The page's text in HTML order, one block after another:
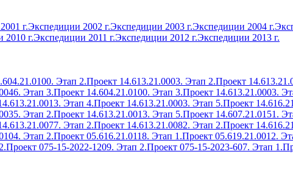
г.Экспедиции 2002 г.Экспедиции 2003 г.Экспедиции 2004 г.
2010 г.Экспедиции 2011 г.Экспедиции 2012 г.Экспедиции 2013 г.
Этап 2.Проект 14.613.21.0003. Этап 2.Проект
Этап 3.Проект 14.604.21.0100. Этап 3.Проект 14.613.21.0003.
Этап 4.Проект 14.613.21.0003. Этап 5.Проект
Этап 2.Проект 14.613.21.0013. Этап 5.Проект 14.607.21.0151.
Этап 2.Проект 14.613.21.0082. Этап 2.Проект
Этап 2.Проект 05.616.21.0118. Этап 1.Проект 05.619.21.0012.
Проект 075-15-2022-1209. Этап 2.Проект 075-15-2023-607. Этап 1.